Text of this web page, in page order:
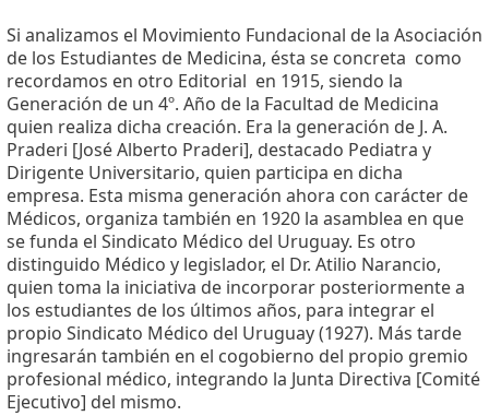
Si analizamos el Movimiento Fundacional de la Asociación
de los Estudiantes de Medicina, ésta se concreta  como
recordamos en otro Editorial  en 1915, siendo la
Generación de un 4º. Año de la Facultad de Medicina
quien realiza dicha creación. Era la generación de J. A.
Praderi [José Alberto Praderi], destacado Pediatra y
Dirigente Universitario, quien participa en dicha
empresa. Esta misma generación ahora con carácter de
Médicos, organiza también en 1920 la asamblea en que
se funda el Sindicato Médico del Uruguay. Es otro
distinguido Médico y legislador, el Dr. Atilio Narancio,
quien toma la iniciativa de incorporar posteriormente a
los estudiantes de los últimos años, para integrar el
propio Sindicato Médico del Uruguay (1927). Más tarde
ingresarán también en el cogobierno del propio gremio
profesional médico, integrando la Junta Directiva [Comité
Ejecutivo] del mismo.